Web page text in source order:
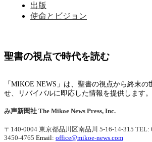
出版
使命とビジョン
聖書の視点で時代を読む
「MIKOE NEWS」は、聖書の視点から終末の
せ、リバイバルに即応した情報を提供します。
み声新聞社 The Mikoe News Press, Inc.
〒140-0004 東京都品川区南品川 5-16-14-315 TEL:
3450-4765 Email: office@mikoe-news.com